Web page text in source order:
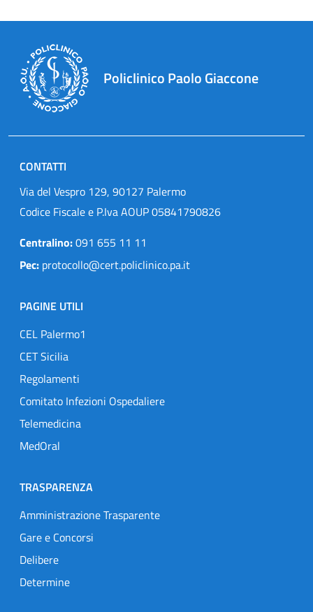
Policlinico Paolo Giaccone
CONTATTI
Via del Vespro 129, 90127 Palermo
Codice Fiscale e P.Iva AOUP 05841790826
Centralino:091 655 11 11
Pec: protocollo@cert.policlinico.pa.it
PAGINE UTILI
CEL Palermo1
CET Sicilia
Regolamenti
Comitato Infezioni Ospedaliere
Telemedicina
MedOral
TRASPARENZA
Amministrazione Trasparente
Gare e Concorsi
Delibere
Determine